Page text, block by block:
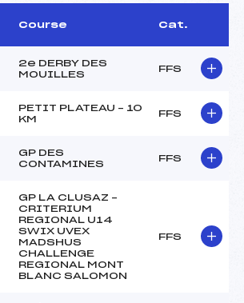
Course Cat.
2e DERBY DES
MOUILLES
FFS
PETIT PLATEAU – 10
KM
FFS
GP DES
CONTAMINES
FFS
GP LA CLUSAZ –
CRITERIUM
REGIONAL U14
SWIX UVEX
MADSHUS
CHALLENGE
REGIONAL MONT
BLANC SALOMON
FFS